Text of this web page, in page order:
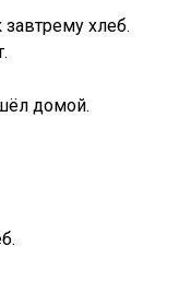
хлеб.
домой.